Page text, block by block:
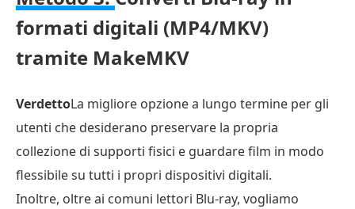
formati digitali (MP4/MKV)
tramite MakeMKV
VerdettoLa migliore opzione a lungo termine per gli
utenti che desiderano preservare la propria
collezione di supporti fisici e guardare film in modo
flessibile su tutti i propri dispositivi digitali.
Inoltre, oltre ai comuni lettori Blu-ray, vogliamo